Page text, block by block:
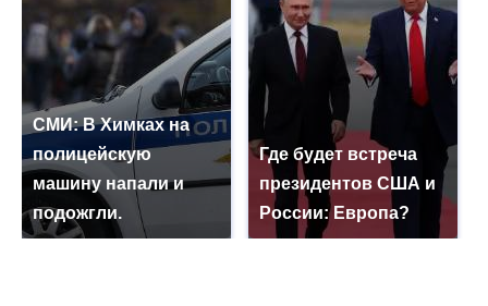
СМИ: В Химках на
полицейскую
машину напали и
подожгли.
Где будет встреча
президентов США и
России: Европа?